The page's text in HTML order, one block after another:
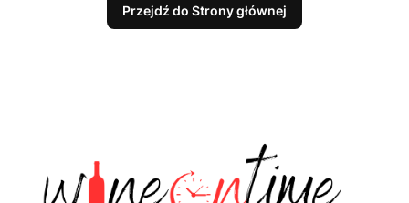
Przejdź do Strony głównej